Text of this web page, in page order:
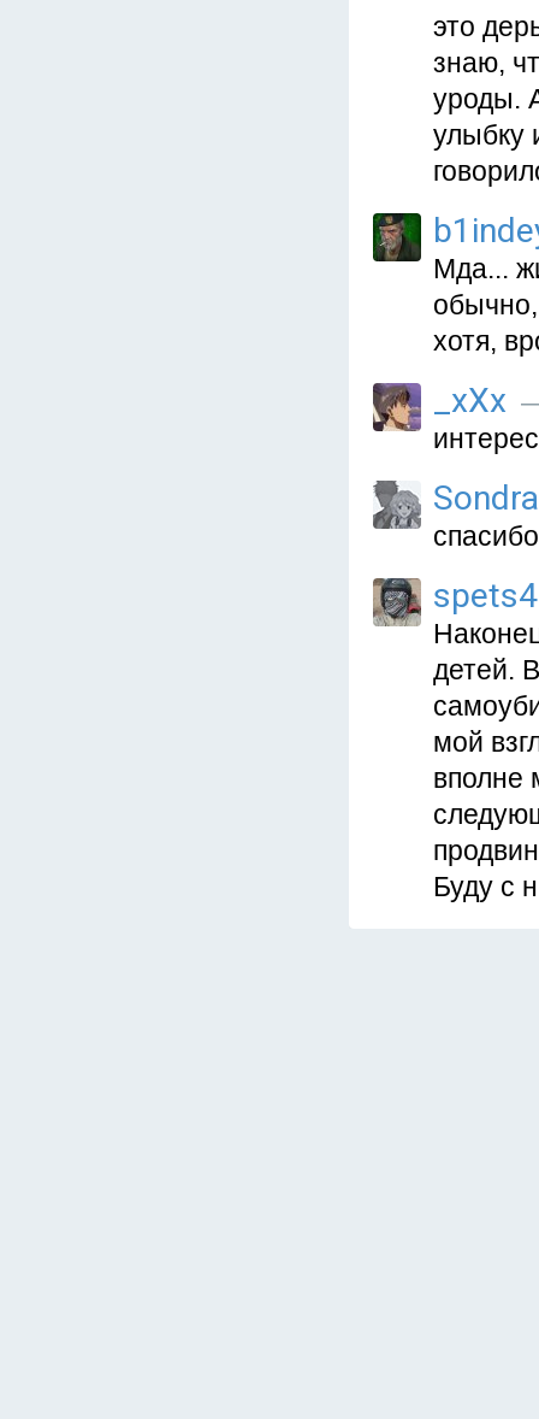
это
знаю,
уроды.
улыбку
Мда...
хотя,
_xXx
детей.
мой
вполне
Буду с